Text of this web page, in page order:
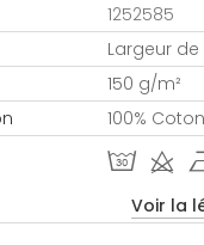
1252585
Largeur de
150 g/m²
100% Coton
T d
Voir la